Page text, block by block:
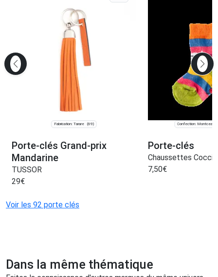
Fabrication: Tarare (69)
Porte-clés Grand-prix
Mandarine
TUSSOR
29€
Confection: Montceau-
Porte-clés
Chaussettes
7,50€
Voir les 92 porte clés
Dans la même thématique